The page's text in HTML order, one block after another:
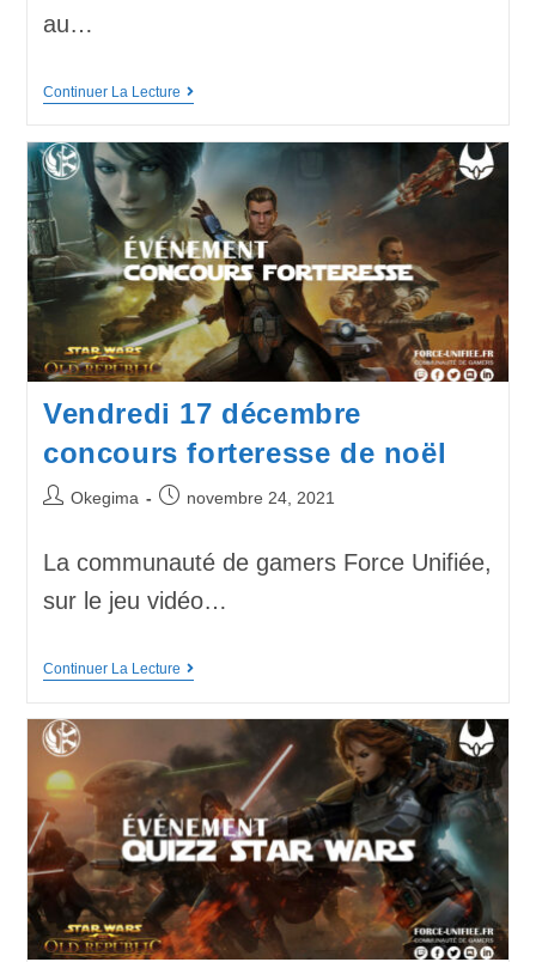
au…
Continuer La Lecture
Vendredi 17 décembre
concours forteresse de noël
Okegima novembre 24, 2021
La communauté de gamers Force Unifiée,
sur le jeu vidéo…
Continuer La Lecture